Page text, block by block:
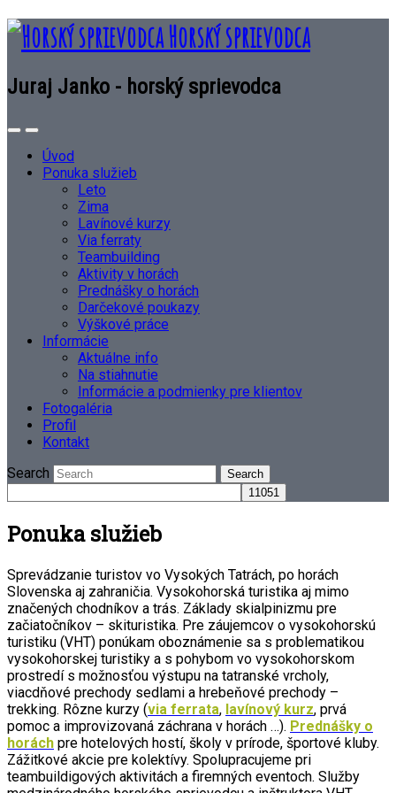
Horský sprievodca
Juraj Janko - horský sprievodca
Úvod
Ponuka služieb
Leto
Zima
Lavínové kurzy
Via ferraty
Teambuilding
Aktivity v horách
Prednášky o horách
Darčekové poukazy
Výškové práce
Informácie
Aktuálne info
Na stiahnutie
Informácie a podmienky pre klientov
Fotogaléria
Profil
Kontakt
Search
Ponuka služieb
Sprevádzanie turistov vo Vysokých Tatrách, po horách
Slovenska aj zahraničia. Vysokohorská turistika aj mimo
značených chodníkov a trás. Základy skialpinizmu pre
začiatočníkov – skituristika. Pre záujemcov o vysokohorskú
turistiku (VHT) ponúkam oboznámenie sa s problematikou
vysokohorskej turistiky a s pohybom vo vysokohorskom
prostredí s možnosťou výstupu na tatranské vrcholy,
viacdňové prechody sedlami a hrebeňové prechody –
trekking. Rôzne kurzy (via ferrata, lavínový kurz, prvá
pomoc a improvizovaná záchrana v horách …). Prednášky o
horách pre hotelových hostí, školy v prírode, športové kluby.
Zážitkové akcie pre kolektívy. Spolupracujeme pri
teambuildigových aktivitách a firemných eventoch. Služby